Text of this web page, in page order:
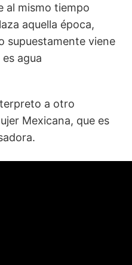
al mismo tiempo
aquella época,
supuestamente viene
agua
a otro
Mexicana, que es